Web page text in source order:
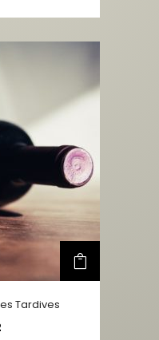
Tardives